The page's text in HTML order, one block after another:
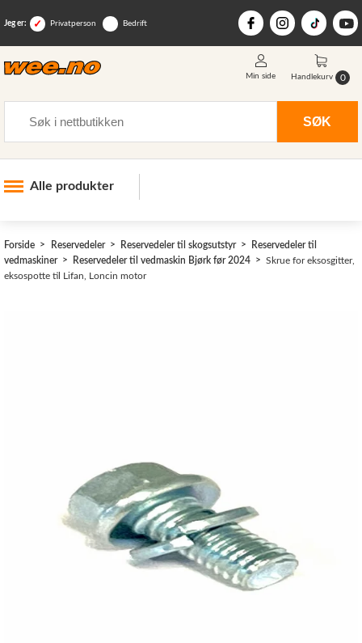
Jeg er: Privatperson Bedrift
SØK
Min side Handlekurv 0
Alle produkter
Skogsutstyr
Kundeservice
Forside Reservedeler Reservedeler til skogsutstyr
Reservedeler til
vedmaskiner
Reservedeler til vedmaskin Bjørk før 2024
Skrue for eksosgitter,
eksospotte til Lifan, Loncin motor